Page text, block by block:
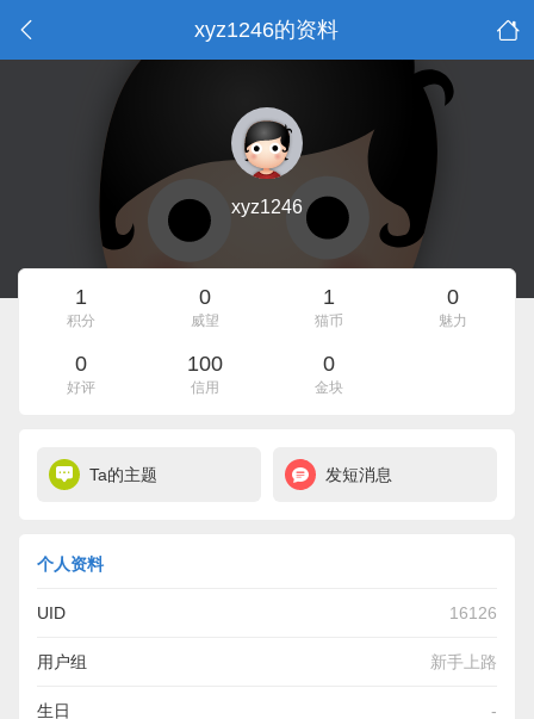
xyz1246的资料
xyz1246
1
积分
0
威望
1
猫币
0
魅力
0
好评
100
信用
0
金块
Ta的主题 发短消息
个人资料
UID 16126
用户组 新手上路
生日 -